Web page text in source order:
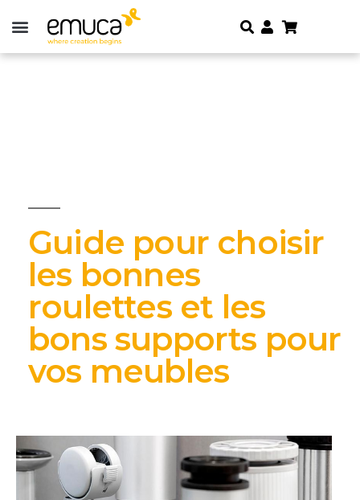
Guide pour choisir
les bonnes
roulettes et les
bons supports pour
vos meubles